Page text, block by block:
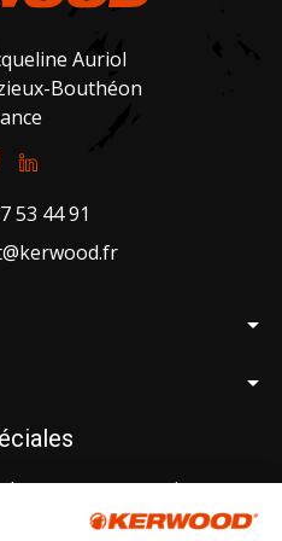
Auriol
Bouthéon
53 44 91
arrow_drop_down
arrow_drop_down
pour recevoir
pour un matériel